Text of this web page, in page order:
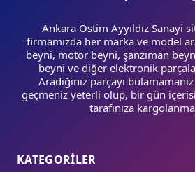
Ankara Ostim Ayyıldız Sanayi
firmamızda her marka ve model
beyni, motor beyni, şanzıman
beyni ve diğer elektronik
Aradığınız parçayı
geçmeniz yeterli olup, bir gün
tarafınıza
KATEGORİLER